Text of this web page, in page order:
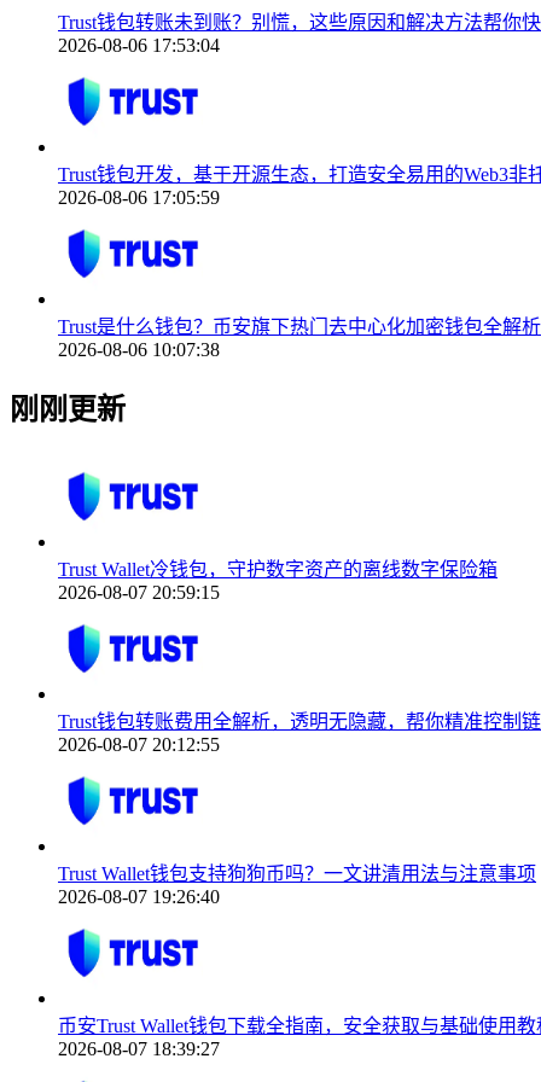
Trust钱包转账未到账？别慌，这些原因和解决方法帮你
2026-08-06 17:53:04
Trust钱包开发，基于开源生态，打造安全易用的Web3非
2026-08-06 17:05:59
Trust是什么钱包？币安旗下热门去中心化加密钱包全解析
2026-08-06 10:07:38
刚刚更新
Trust Wallet冷钱包，守护数字资产的离线数字保险箱
2026-08-07 20:59:15
Trust钱包转账费用全解析，透明无隐藏，帮你精准控制
2026-08-07 20:12:55
Trust Wallet钱包支持狗狗币吗？一文讲清用法与注意事项
2026-08-07 19:26:40
币安Trust Wallet钱包下载全指南，安全获取与基础使用教
2026-08-07 18:39:27